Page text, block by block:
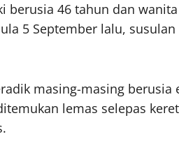
berusia 46 tahun dan
5 September lalu,
masing-masing
lemas selepas